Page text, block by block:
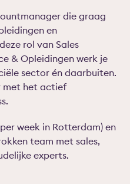
die graag
en
rol van Sales
& Opleidingen werk je
sector én daarbuiten.
met het actief
week in Rotterdam) en
team met sales,
experts.